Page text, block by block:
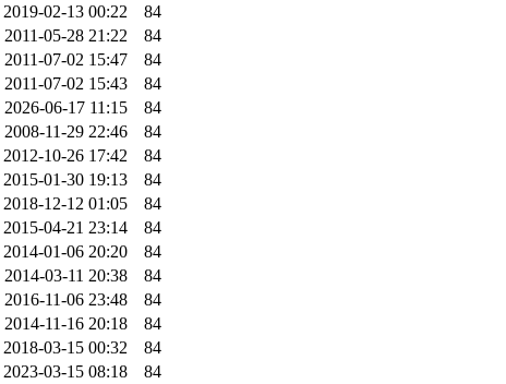
2019-02-13 00:22
84
2011-05-28 21:22
84
2011-07-02 15:47
84
2011-07-02 15:43
84
2026-06-17 11:15
84
2008-11-29 22:46
84
2012-10-26 17:42
84
2015-01-30 19:13
84
2018-12-12 01:05
84
2015-04-21 23:14
84
2014-01-06 20:20
84
2014-03-11 20:38
84
2016-11-06 23:48
84
2014-11-16 20:18
84
2018-03-15 00:32
84
2023-03-15 08:18
84